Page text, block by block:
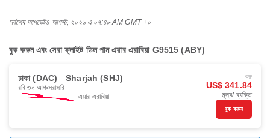
সর্বশেষ আপডেট৪ আগস্ট, ২০২৬ এ ০৭:৪৮ AM GMT +০
বুক করুন এবং সেরা ফ্লাইট ডিল পান এয়ার এরাবিয়া G9515 (ABY)
ঢাকা (DAC) Sharjah (SHJ)
রবি ৩০ আগ সরাসরি
এয়ার এরাবিয়া
শুরু
US$ 341.84
মূল্য/ ব্যক্তি
বুক করুন